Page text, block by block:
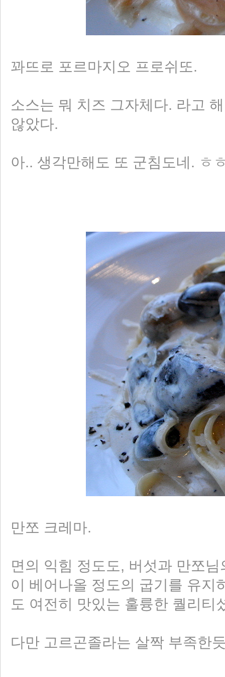
꽈뜨로 포르마지오 프로쉬또.
소스는 뭐 치즈 그자체다. 라고
않았다.
아.. 생각만해도 또 군침도네. ㅎ
만쪼 크레마.
면의 익힘 정도도, 버섯과 만쪼
이 베어나올 정도의 굽기를 유지
도 여전히 맛있는 훌륭한 퀄리티
다만 고르곤졸라는 살짝 부족한